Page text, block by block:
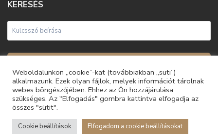
KERESÉS
© 2021 Unique Homes | Minden jog fenntartva
Általános Szerződési Feltételek
Adatvédelmi és Adatkezelési
Tájékoztató
Weboldalunkon „cookie”-kat (továbbiakban „süti”)
alkalmazunk. Ezek olyan fájlok, melyek információt tárolnak
webes böngészőjében. Ehhez az Ön hozzájárulása
szükséges. Az "Elfogadás" gombra kattintva elfogadja az
összes "sütit".
Cookie beállítások Elfogadom a cookie beállításokat